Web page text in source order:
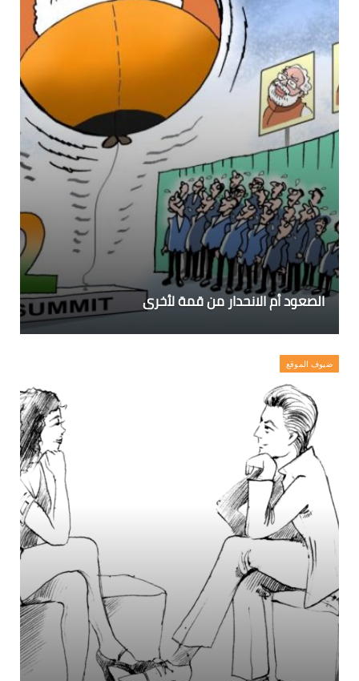
الصعود أم الانحدار من قمة لأخرى
ضيوف الموقع